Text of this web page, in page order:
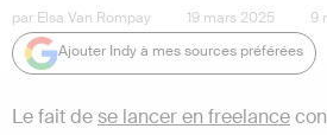
par Elsa Van Rompay 19 mars 2025 9
Ajouter Indy à mes sources préférées
Le fait dese lancer en freelance